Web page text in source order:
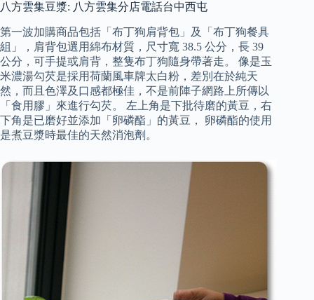
八方雲集豆漿: 八方雲集分店電話台中西屯
第一波加購商品包括「布丁狗肩背包」及「布丁狗餐具
組」，肩背包選用綿布材質，尺寸寬 38.5 公分，長 39
公分，可手提或肩背，整隻布丁狗隨身帶著走。 像是玉
米濃湯勾芡是採用荷蘭風車牌太白粉，差別在於純天
然，而且色澤及口感都極佳，不是前陣子網路上所傳以
「食用膠」來進行勾芡。 左上角是下批待磨的黃豆，右
下角是已磨好並添加「卵磷酯」的黃豆， 卵磷酯的使用
是煮豆漿時最佳的天然消泡劑。